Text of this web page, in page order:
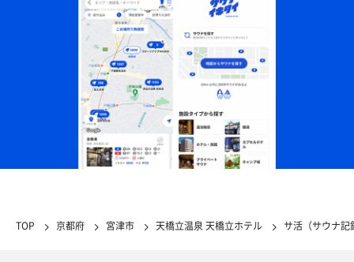
TOP 京都府 宮津市 天橋立温泉 天橋立ホテル サ活（サウナ記